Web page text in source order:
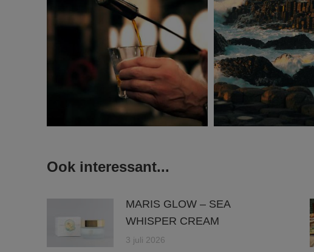
Ook interessant...
MARIS GLOW – SEA
WHISPER CREAM
3 juli 2026